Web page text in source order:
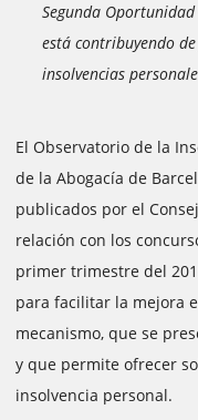
Segunda
está contribuyendo
insolvencias
El Observatorio de la
de la Abogacía de
publicados por el
relación con los
primer trimestre del
para facilitar la mejora
mecanismo, que se
y que permite ofrecer
insolvencia personal.